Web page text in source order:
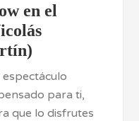
en el
para ti,
que lo disfrutes